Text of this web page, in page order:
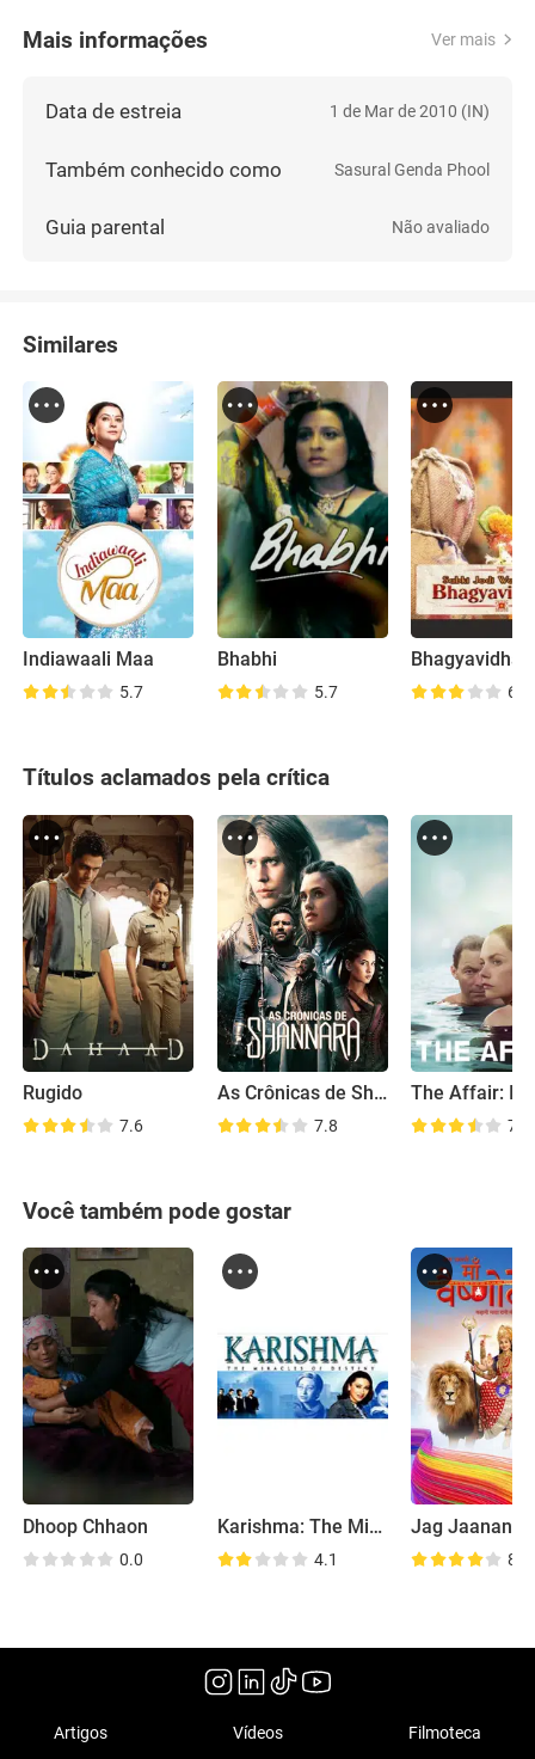
Mais informações Ver mais
Data de estreia 1 de Mar de 2010 (IN)
Também conhecido como Sasural Genda Phool
Guia parental Não avaliado
Similares
Indiawaali Maa
5.7
Bhabhi
5.7 6.5
Títulos aclamados pela crítica
Rugido
7.6
As Crônicas de Shannara
7.8 7.7
Você também pode gostar
Dhoop Chhaon
0.0
Karishma: The Miracles of Destiny
4.1 8.8
Artigos Vídeos Filmoteca